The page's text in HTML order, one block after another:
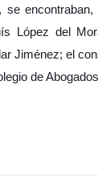
López del
Jiménez; el
de